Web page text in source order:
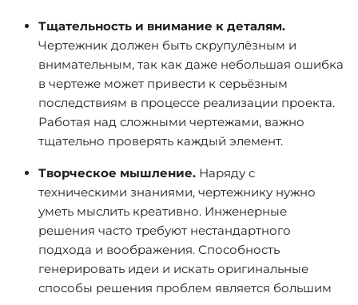
Тщательность и внимание к деталям.
Чертежник должен быть скрупулёзным и
внимательным, так как даже небольшая ошибка
в чертеже может привести к серьёзным
последствиям в процессе реализации проекта.
Работая над сложными чертежами, важно
тщательно проверять каждый элемент.
Творческое мышление. Наряду с
техническими знаниями, чертежнику нужно
уметь мыслить креативно. Инженерные
решения часто требуют нестандартного
подхода и воображения. Способность
генерировать идеи и искать оригинальные
способы решения проблем является большим